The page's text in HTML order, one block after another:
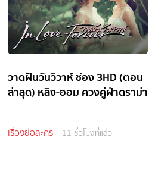
วาดฝันวันวิวาห์ ช่อง 3HD (ตอน
ล่าสุด) หลิง-ออม ควงคู่ฝ่าดราม่า
เรื่องย่อละคร 11 ชั่วโมงที่แล้ว